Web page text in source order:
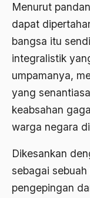
Menurut
dapat
bangsa itu
integralistik
umpamanya,
yang
keabsahan
warga negara
Dikesankan
sebagai
pengepingan
amerika serikat
Amin Iskandar
Amir
Amir Syakib Arsalan
Amirn Rais
Anak ibrahim
Anatomi